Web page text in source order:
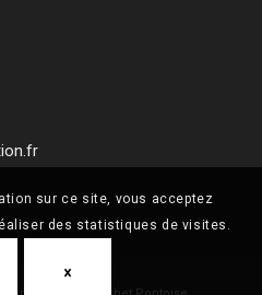
sur ce site, vous acceptez
des statistiques de visites.
×